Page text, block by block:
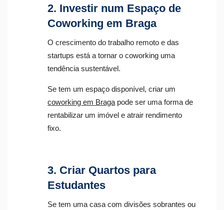
2. Investir num Espaço de
Coworking em Braga
O crescimento do trabalho remoto e das
startups está a tornar o coworking uma
tendência sustentável.
Se tem um espaço disponível, criar um
coworking em Braga pode ser uma forma de
rentabilizar um imóvel e atrair rendimento
fixo.
3. Criar Quartos para
Estudantes
Se tem uma casa com divisões sobrantes ou